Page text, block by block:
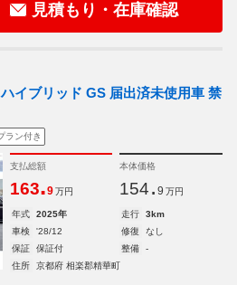
見積もり・在庫確認
イブリッド GS 届出済未使用車 禁
ラン付き
支払総額
163.9 万円
本体価格
154. 9 万円
年式 2025年 走行
3km
車検
'28/12 修復
なし
保証
保証付 整備
-
住所
京都府 相楽郡精華町